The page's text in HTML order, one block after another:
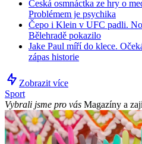
Česká osmnáctka ze hry o
Problémem je psychika
Čepo i Klein v UFC padli.
Bělehradě pokazilo
Jake Paul míří do klece.
zápas historie
Zobrazit více
Sport
Vybrali jsme pro vás Magazíny a